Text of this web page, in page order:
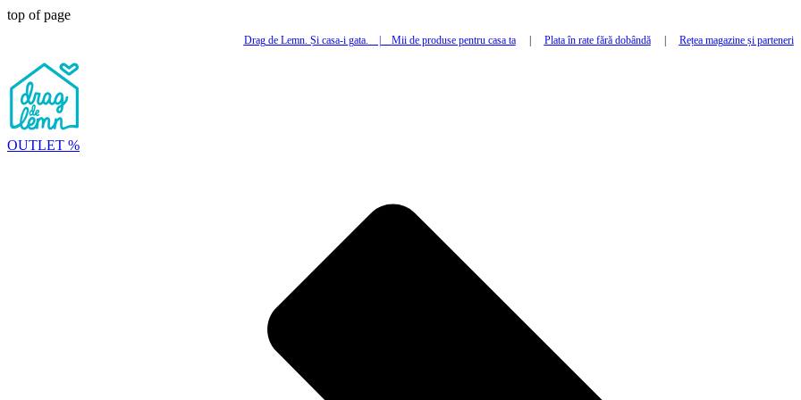
top of page
Drag de Lemn. Și casa-i gata. Mii de produse pentru casa ta| Plata în rate fără dobândă| Rețea magazine și parteneri
OUTLET %